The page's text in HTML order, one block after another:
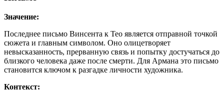
Значение:
Последнее письмо Винсента к Тео является отправной точкой
сюжета и главным символом. Оно олицетворяет
невысказанность, прерванную связь и попытку достучаться до
близкого человека даже после смерти. Для Армана это письмо
становится ключом к разгадке личности художника.
Контекст: